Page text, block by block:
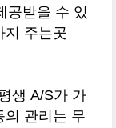
공받을 수 있
지 주는곳
생 A/S가 가
의 관리는 무